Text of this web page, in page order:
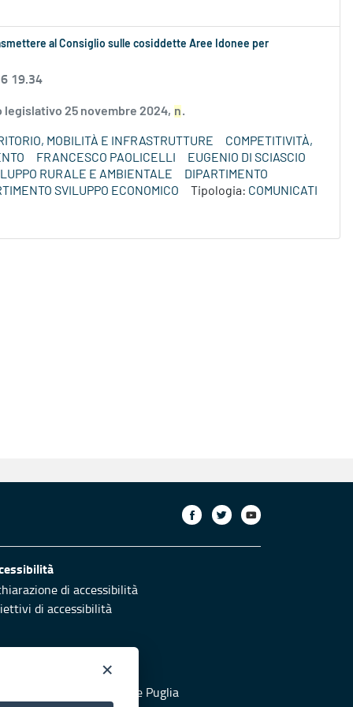
al Consiglio sulle cosiddette Aree Idonee per
19.34
legislativo 25 novembre 2024, n.
MOBILITÀ E INFRASTRUTTURE
COMPETITIVITÀ,
FRANCESCO PAOLICELLI
EUGENIO DI SCIASCIO
RURALE E AMBIENTALE
DIPARTIMENTO
SVILUPPO ECONOMICO
Tipologia: COMUNICATI
di accessibilità
di accessibilità
al sito di Protezione Civile Puglia
×